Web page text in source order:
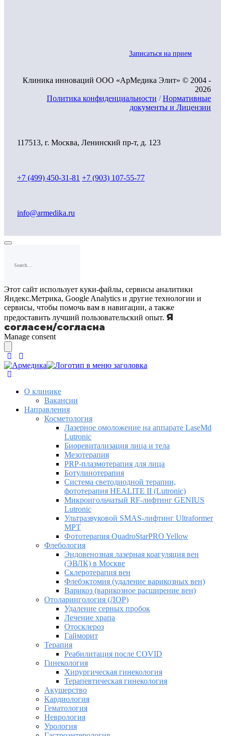
Записаться на прием
Клиника инноваций ООО «АрМедика Элит» © 2004 -
2026
Политика конфиденциальности /Нормативные
документы и Лицензии
117513, г. Москва, Ленинский пр-т, д. 123
+7 (499) 450-31-81 +7 (903) 107-55-77
info@armedika.ru
Этот сайт использует куки-файлы, сервисы аналитики
Яндекс.Метрика, Google Analytics и другие технологии и
сервисы, чтобы помочь вам в навигации, а также
предоставить лучший пользовательский опыт. Я
согласен/согласна
Manage consent
О клинике
Вакансии
Направления
Косметология
Лазерное омоложение на аппарате LaseMd
Lutronic
Биоревитализация лица и тела
Мезотерапия
PRP-плазмотерапия для лица
Ботулинотерапия
Система светодиодной терапии,
фототерапия HEALITE II (Lutronic)
Микроигольчатый RF-лифтинг GENIUS
Lutronic
Ультразвуковой SMAS-лифтинг Ultraformer
MPT
Фототерапия QuadroStarPRO Yellow
Флебология
Эндовенозная лазерная коагуляция вен
(ЭВЛК) в Москве
Склеротерапия вен
Флебэктомия (удаление варикозных вен)
Варикоз (варикозное расширение вен)
Отоларингология (ЛОР)
Удаление серных пробок
Лечение храпа
Отосклероз
Гайморит
Терапия
Реабилитация после COVID
Гинекология
Хирургическая гинекология
Терапевтическая гинекология
Акушерство
Кардиология
Гематология
Неврология
Урология